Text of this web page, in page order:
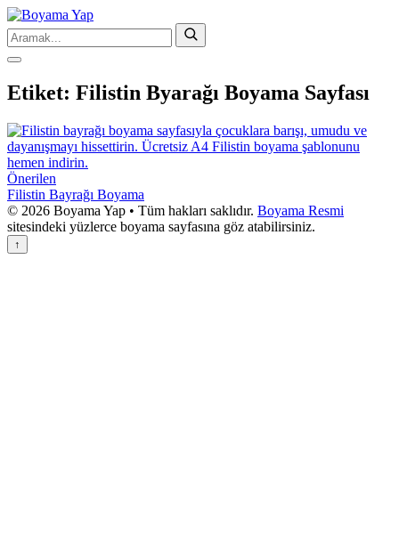
Etiket: Filistin Byarağı Boyama Sayfası
Önerilen
Filistin Bayrağı Boyama
© 2026 Boyama Yap • Tüm hakları saklıdır. Boyama Resmi
sitesindeki yüzlerce boyama sayfasına göz atabilirsiniz.
↑